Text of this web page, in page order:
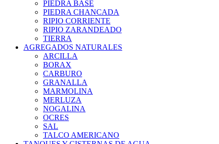
PIEDRA BASE
PIEDRA CHANCADA
RIPIO CORRIENTE
RIPIO ZARANDEADO
TIERRA
AGREGADOS NATURALES
ARCILLA
BORAX
CARBURO
GRANALLA
MARMOLINA
MERLUZA
NOGALINA
OCRES
SAL
TALCO AMERICANO